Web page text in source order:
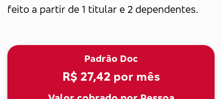
feito a partir de 1 titular e 2 dependentes.
Padrão Doc
R$ 27,42 por mês